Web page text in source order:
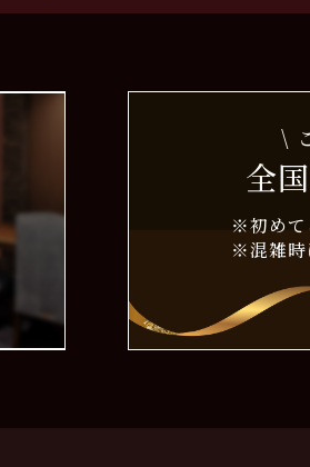
\
全
※初めて
※混雑時